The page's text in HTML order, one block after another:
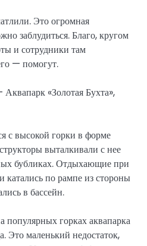
Это огромная
заблудиться. Благо, кругом
и сотрудники там
— помогут.
«Золотая Бухта»,
с высокой горки в форме
выталкивали с нее
бубликах. Отдыхающие при
катались по рампе из стороны
в бассейн.
горках аквапарка
Это маленький недостаток,